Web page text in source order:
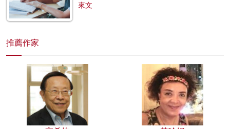
來文
推薦作家